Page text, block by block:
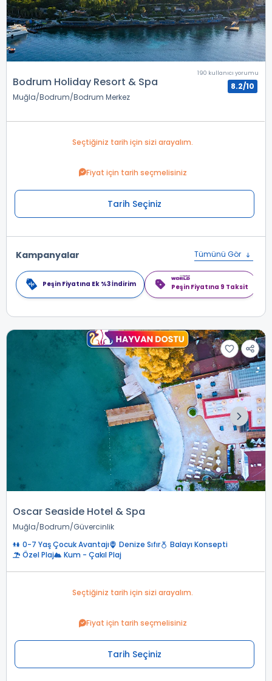
Bodrum Holiday Resort & Spa
Muğla Bodrum Bodrum Merkez
190 kullanıcı yorumu
8.2/10
Seçtiğiniz tarih için sizi arayalım.
Fiyat için tarih seçmelisiniz
Tarih Seçiniz
Kampanyalar Tümünü Gör
Peşin Fiyatına Ek %3 İndirim Peşin Fiyatına 9 Taksit
Oscar Seaside Hotel & Spa
Muğla Bodrum Güvercinlik
0-7 Yaş Çocuk Avantajı
Denize Sıfır
Balayı Konsepti
Özel Plaj
Kum - Çakıl Plaj
Seçtiğiniz tarih için sizi arayalım.
Fiyat için tarih seçmelisiniz
Tarih Seçiniz